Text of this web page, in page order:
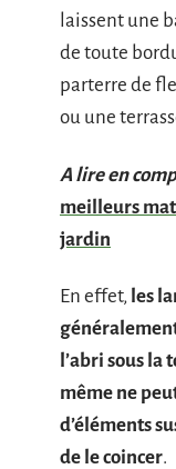
laissent une
de toute
parterre de
ou une
A lire en
meilleurs
jardin
En effet, les
l’abri sous la
même ne
d’éléments
de le coincer.